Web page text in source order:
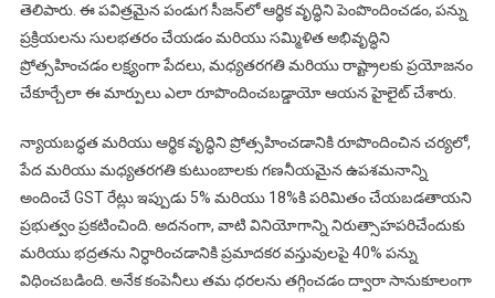
మోదీ
ఆఫర్
–
తెలిపారు. ఈ పవిత్రమైన పండుగ సీజన్‌లో ఆర్థిక వృద్ధిని పెంపొందించడం, పన్ను
ప్రక్రియలను సులభతరం చేయడం మరియు సమ్మిళిత అభివృద్ధిని
ప్రోత్సహించడం లక్ష్యంగా పేదలు, మధ్యతరగతి మరియు రాష్ట్రాలకు ప్రయోజనం
చేకూర్చేలా ఈ మార్పులు ఎలా రూపొందించబడ్డాయో ఆయన హైలైట్ చేశారు.
న్యాయబద్ధత మరియు ఆర్థిక వృద్ధిని ప్రోత్సహించడానికి రూపొందించిన చర్యలో,
పేద మరియు మధ్యతరగతి కుటుంబాలకు గణనీయమైన ఉపశమనాన్ని
అందించే GST రేట్లు ఇప్పుడు 5% మరియు 18%కి పరిమితం చేయబడతాయని
ప్రభుత్వం ప్రకటించింది. అదనంగా, వాటి వినియోగాన్ని నిరుత్సాహపరిచేందుకు
మరియు భద్రతను నిర్ధారించడానికి ప్రమాదకర వస్తువులపై 40% పన్ను
విధించబడింది. అనేక కంపెనీలు తమ ధరలను తగ్గించడం ద్వారా సానుకూలంగా